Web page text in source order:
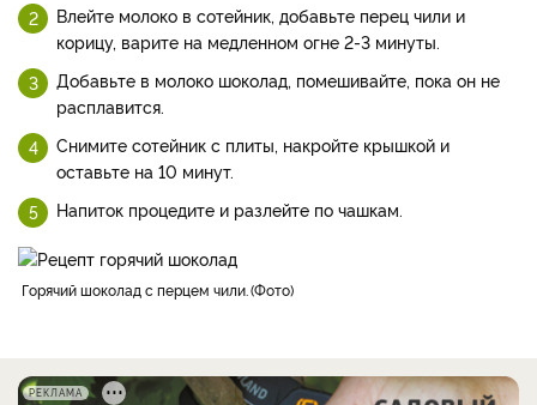
Влейте молоко в сотейник, добавьте перец чили и
корицу, варите на медленном огне 2-3 минуты.
Добавьте в молоко шоколад, помешивайте, пока он не
расплавится.
Снимите сотейник с плиты, накройте крышкой и
оставьте на 10 минут.
Напиток процедите и разлейте по чашкам.
горячий шоколад с перцем чили. Фото
РЕКЛАМА